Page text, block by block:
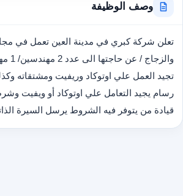
وصف الوظيفة
تعلن شركة كبري في مدينة العين تعمل في
تجيد العمل علي اوتوكاد وريفيت ومشتقاته
رسام يجيد التعامل علي اوتوكاد أو ويفيت
قيادة من يتوفر فيه الشروط يرسل السيرة